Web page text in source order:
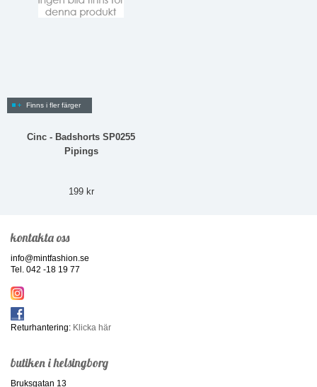
Finns i fler färger
Cinc - Badshorts SP0255
Pipings
199 kr
kontakta oss
info@mintfashion.se
Tel. 042 -18 19 77
Returhantering: Klicka här
butiken i helsingborg
Bruksgatan 13